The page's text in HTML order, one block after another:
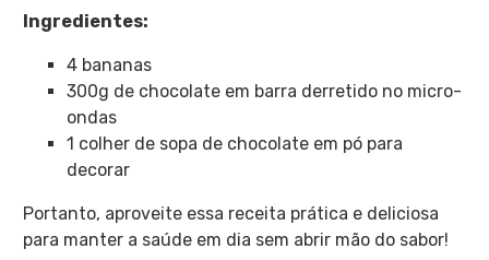
Ingredientes:
4 bananas
300g de chocolate em barra derretido no micro-
ondas
1 colher de sopa de chocolate em pó para
decorar
Portanto, aproveite essa receita prática e deliciosa
para manter a saúde em dia sem abrir mão do sabor!